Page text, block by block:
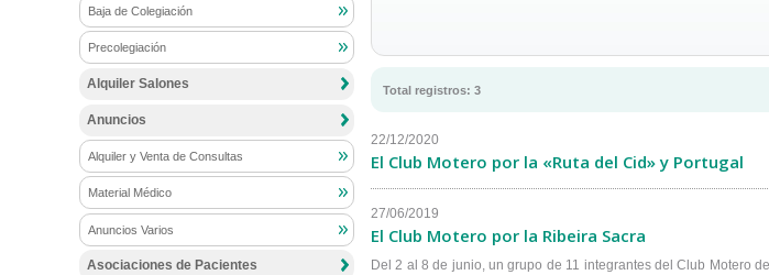
Total registros: 3
22/12/2020
El Club Motero por la «Ruta del Cid» y Portugal
27/06/2019
El Club Motero por la Ribeira Sacra
Del 2 al 8 de junio, un grupo de 11 integrantes del Club Motero
Baja de Colegiación
Precolegiación
Alquiler Salones
Anuncios
Alquiler y Venta de Consultas
Material Médico
Anuncios Varios
Asociaciones de Pacientes